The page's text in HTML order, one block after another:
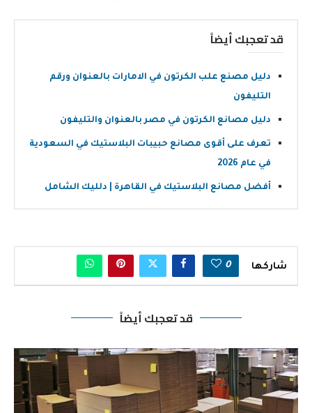
قد تعجبك أيضاً
دليل مصنع علب الكرتون في الامارات بالعنوان ورقم
التليفون
دليل مصانع الكرتون في مصر بالعنوان والتليفون
تعرف على أقوى مصانع حبيبات البلاستيك في السعودية
في عام 2026
أفضل مصانع البلاستيك في القاهرة | دلليك الشامل
شاركها 0
قد تعجبك أيضاً